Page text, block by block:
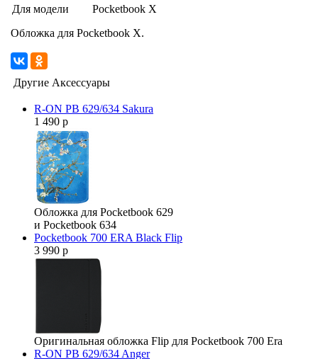
Для модели
Pocketbook X
Обложка для Pocketbook X.
Другие Аксессуары
R-ON PB 629/634 Sakura
1 490 р
Обложка для Pocketbook 629
и Pocketbook 634
Pocketbook 700 ERA Black Flip
3 990 р
Оригинальная обложка Flip для Pocketbook 700 Era
R-ON PB 629/634 Anger